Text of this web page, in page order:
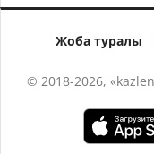
Жоба туралы
© 2018-2026,